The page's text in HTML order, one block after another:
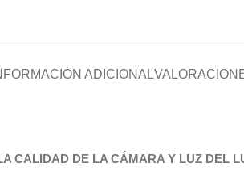
ADICIONAL
CALIDAD DE LA CÁMARA Y LUZ DEL